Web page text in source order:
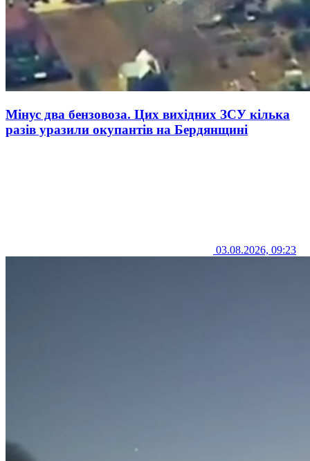
Мінус два бензовоза. Цих вихідних ЗСУ кілька
разів уразили окупантів на Бердянщині
03.08.2026, 09:23